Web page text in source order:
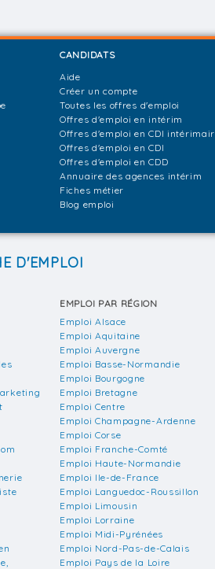
CANDIDATS
Aide
Créer un compte
Toutes les offres d'emploi
Offres d'emploi en intérim
Offres d'emploi en CDI
Offres d'emploi en CDI
Offres d'emploi en CDD
Annuaire des agences intérim
Fiches métier
Blog emploi
D'EMPLOI
EMPLOI PAR RÉGION
Emploi Alsace
Emploi Aquitaine
Emploi Auvergne
Emploi Basse-Normandie
Emploi Bourgogne
Emploi Bretagne
Emploi Centre
Emploi Champagne-Ardenne
Emploi Corse
Emploi Franche-Comté
Emploi Haute-Normandie
Emploi Ile-de-France
Emploi Languedoc-Roussillon
Emploi Limousin
Emploi Lorraine
Emploi Midi-Pyrénées
Emploi Nord-Pas-de-Calais
Emploi Pays de la Loire